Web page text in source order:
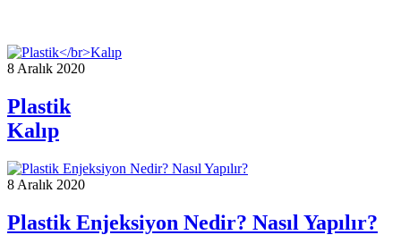
8 Aralık 2020
Plastik
Kalıp
8 Aralık 2020
Plastik Enjeksiyon Nedir? Nasıl Yapılır?